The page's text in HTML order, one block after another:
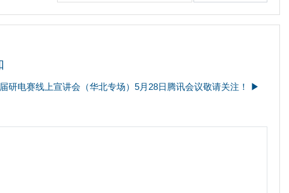
研电赛线上宣讲会（华北专场）5月28日腾讯会议敬请关注！ ▶︎